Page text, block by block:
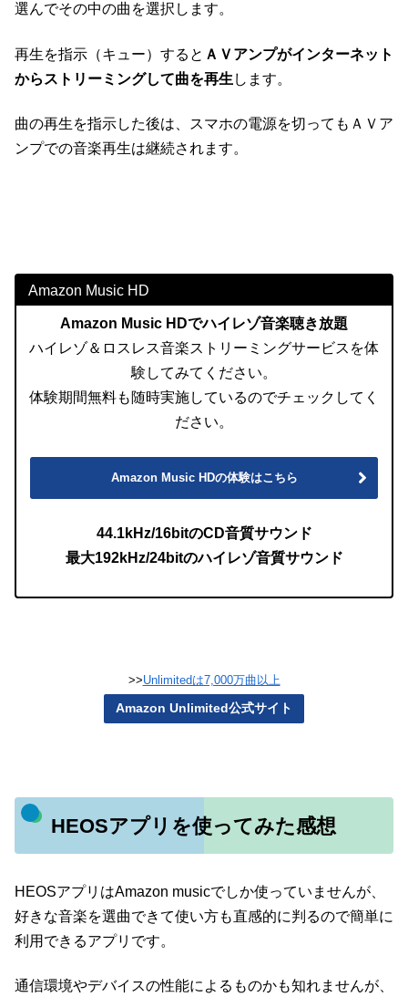
選んでその中の曲を選択します。
再生を指示（キュー）すると ＡＶアンプがインターネット
からストリーミングして曲を再生 します。
曲の再生を指示した後は、スマホの電源を切ってもＡＶア
ンプでの音楽再生は継続されます。
Amazon Music HD
Amazon Music HDでハイレゾ音楽聴き放題
ハイレゾ＆ロスレス音楽ストリーミングサービスを体
験してみてください。
体験期間無料も随時実施しているのでチェックしてく
ださい。
Amazon Music HDの体験はこちら
44.1kHz/16bitのCD音質サウンド
最大192kHz/24bitのハイレゾ音質サウンド
>>Unlimitedは7,000万曲以上
Amazon Unlimited公式サイト
HEOSアプリを使ってみた感想
HEOSアプリはAmazon musicでしか使っていませんが、
好きな音楽を選曲できて使い方も直感的に判るので簡単に
利用できるアプリです。
通信環境やデバイスの性能によるものかも知れませんが、